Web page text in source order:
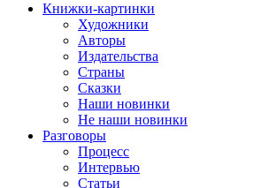
Книжки-картинки
Художники
Авторы
Издательства
Страны
Сказки
Наши новинки
Не наши новинки
Разговоры
Процесс
Интервью
Статьи